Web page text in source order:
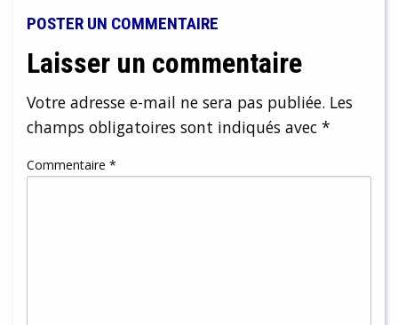
POSTER UN COMMENTAIRE
Laisser un commentaire
Votre adresse e-mail ne sera pas publiée. Les
champs obligatoires sont indiqués avec *
Commentaire *